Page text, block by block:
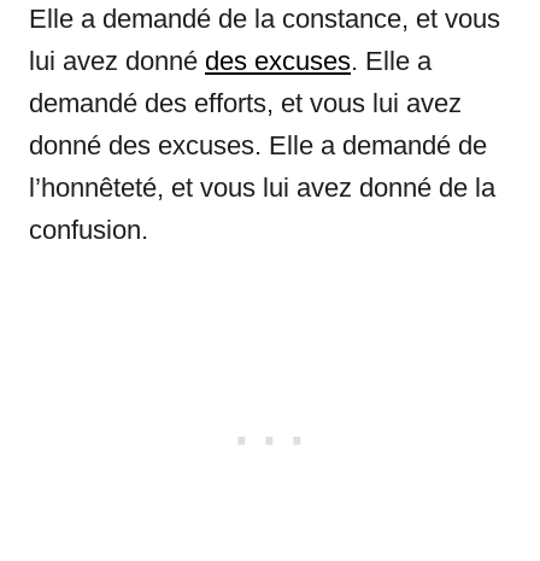
Elle a demandé de la constance, et vous
lui avez donné des excuses. Elle a
demandé des efforts, et vous lui avez
donné des excuses. Elle a demandé de
l’honnêteté, et vous lui avez donné de la
confusion.